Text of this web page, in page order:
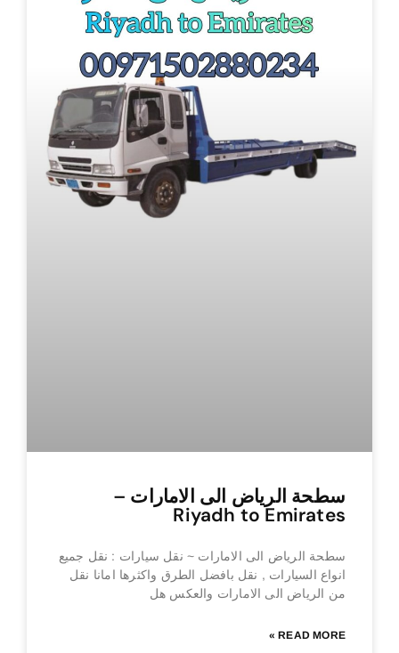
سطحة الرياض الى الامارات –
Riyadh to Emirates
سطحة الرياض الى الامارات ~ نقل سيارات : نقل جميع
انواع السيارات , نقل بافضل الطرق واكثرها امانا نقل
من الرياض الى الامارات والعكس هل
READ MORE »